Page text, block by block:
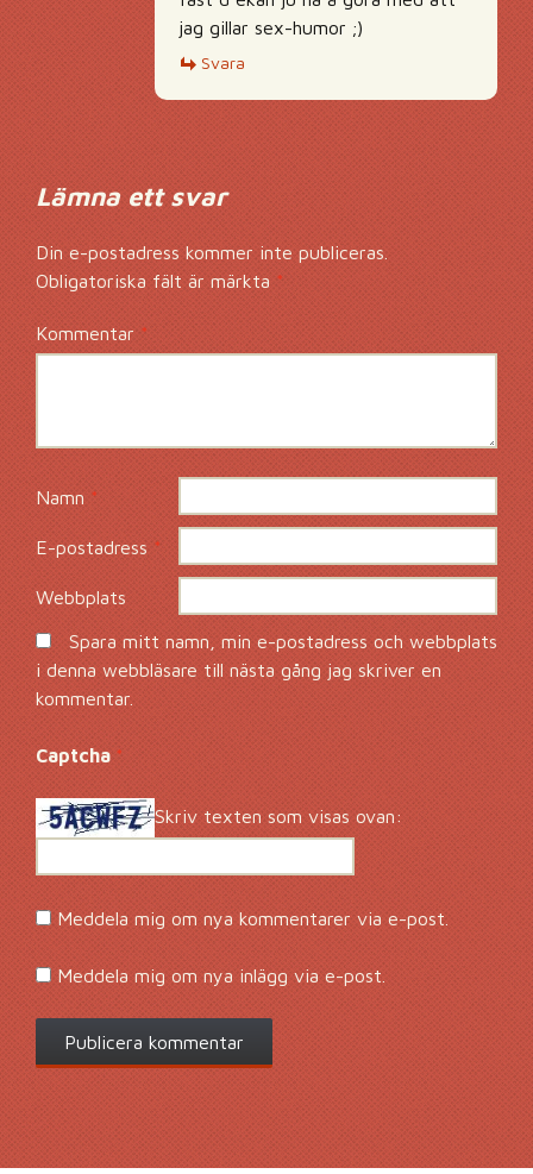
jag gillar sex-humor ;)
Svara
Lämna ett svar
Din e-postadress kommer inte publiceras.
Obligatoriska fält är märkta*
Kommentar*
Namn *
E-postadress*
Webbplats
Spara mitt namn, min e-postadress och webbplats
i denna webbläsare till nästa gång jag skriver en
kommentar.
Captcha*
Skriv texten som visas ovan:
Meddela mig om nya kommentarer via e-post.
Meddela mig om nya inlägg via e-post.